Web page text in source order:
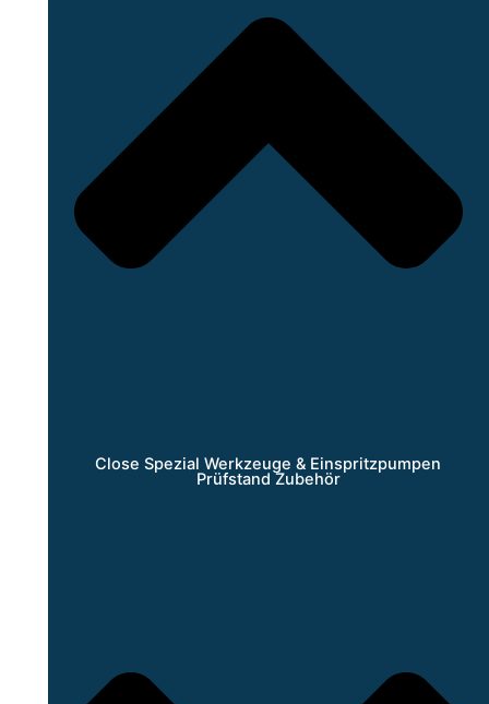
Close Spezial Werkzeuge & Einspritzpumpen
Prüfstand Zubehör